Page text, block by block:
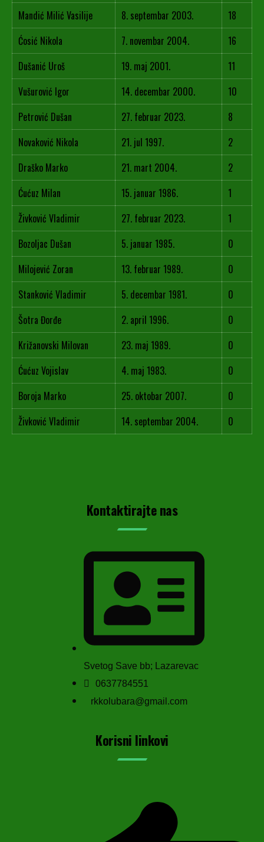
Mandić Milić Vasilije 8. septembar 2003.
18
Ćosić Nikola
7. novembar 2004.
16
Dušanić Uroš
19. maj 2001.
11
Vušurović Igor
14. decembar 2000.
10
Petrović Dušan
27. februar 2023.
8
Novaković Nikola
21. jul 1997.
2
Draško Marko
21. mart 2004.
2
Ćućuz Milan
15. januar 1986.
1
Živković Vladimir
27. februar 2023.
1
Bozoljac Dušan
5. januar 1985.
0
Milojević Zoran
13. februar 1989.
0
Stanković Vladimir
5. decembar 1981.
0
Šotra Đorđe
2. april 1996.
0
Križanovski Milovan
23. maj 1989.
0
Ćućuz Vojislav
4. maj 1983.
0
Boroja Marko
25. oktobar 2007.
0
Živković Vladimir
14. septembar 2004. 0
Kontaktirajte nas
Svetog Save bb; Lazarevac
0637784551
rkkolubara@gmail.com
Korisni linkovi